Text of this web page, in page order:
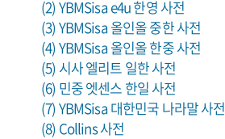
(2) YBMSisa e4u 한영 사전
(3) YBMSisa 올인올 중한 사전
(4) YBMSisa 올인올 한중 사전
(5) 시사 엘리트 일한 사전
(6) 민중 엣센스 한일 사전
(7) YBMSisa 대한민국 나라말 사전
(8) Collins 사전